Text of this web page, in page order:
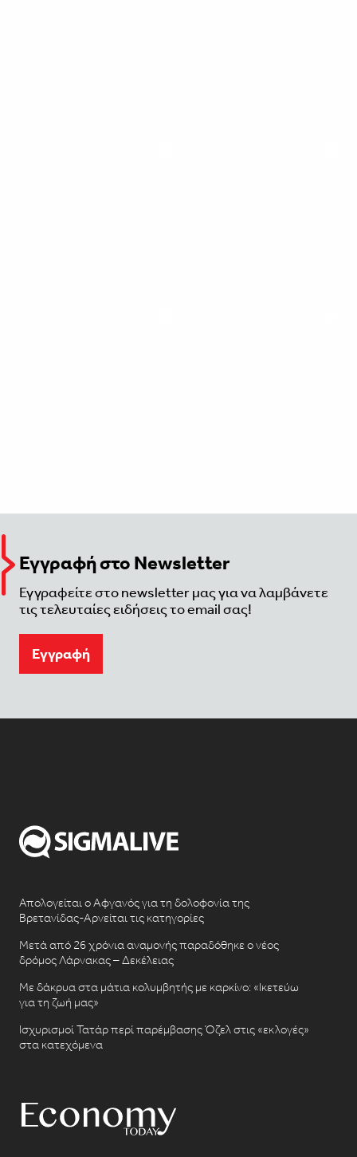
Εγγραφή στο Newsletter
Εγγραφείτε στο newsletter μας για να λαμβάνετε
τις τελευταίες ειδήσεις το email σας!
Eγγραφή
Απολογείται ο Αφγανός για τη δολοφονία της
Βρετανίδας-Αρνείται τις κατηγορίες
Μετά από 26 χρόνια αναμονής παραδόθηκε ο νέος
δρόμος Λάρνακας – Δεκέλειας
Με δάκρυα στα μάτια κολυμβητής με καρκίνο: «Ικετεύω
για τη ζωή μας»
Ισχυρισμοί Τατάρ περί παρέμβασης Όζελ στις «εκλογές»
στα κατεχόμενα